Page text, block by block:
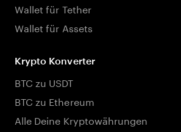
Wallet für Tether
Wallet für Assets
Krypto Konverter
BTC zu USDT
BTC zu Ethereum
Alle Deine Kryptowährungen